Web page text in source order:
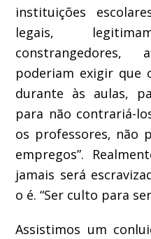
instituições
legais, legitim
constrangedores,
poderiam exigir que
durante às aulas,
para não contrariá-lo
os professores, não
empregos”.
jamais será
o é.“Ser culto para
Assistimos um